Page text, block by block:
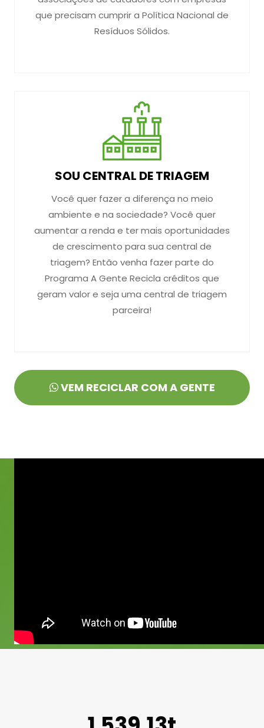
que precisam cumprir a Política Nacional de
Resíduos Sólidos.
SOU CENTRAL DE TRIAGEM
Você quer fazer a diferença no meio
ambiente e na sociedade? Você quer
aumentar a renda e ter mais oportunidades
de crescimento para sua central de
triagem? Então venha fazer parte do
Programa A Gente Recicla créditos que
geram valor e seja uma central de triagem
parceira!
VEM RECICLAR COM A GENTE